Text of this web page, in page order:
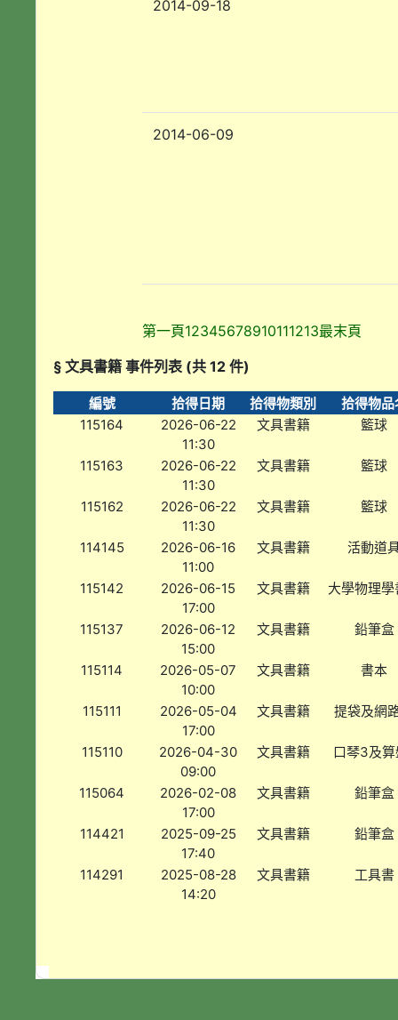
2014-09-18
2014-06-09
第一頁12345678910111213最末頁
§ 文具書籍 事件列表 (共 12 件)
編號 拾得日期 拾得物類別
拾得物品
115164
2026-06-22
11:30
文具書籍 籃球
115163
2026-06-22
11:30
文具書籍 籃球
115162
2026-06-22
11:30
文具書籍 籃球
114145
2026-06-16
11:00
文具書籍 活動道
115142
2026-06-15
17:00
文具書籍 大學物理學
115137
2026-06-12
15:00
文具書籍 鉛筆盒
115114
2026-05-07
10:00
文具書籍 書本
115111
2026-05-04
17:00
文具書籍 提袋及網
115110
2026-04-30
09:00
文具書籍 口琴3及算
115064
2026-02-08
17:00
文具書籍 鉛筆盒
114421
2025-09-25
17:40
文具書籍 鉛筆盒
114291
2025-08-28
14:20
文具書籍 工具書